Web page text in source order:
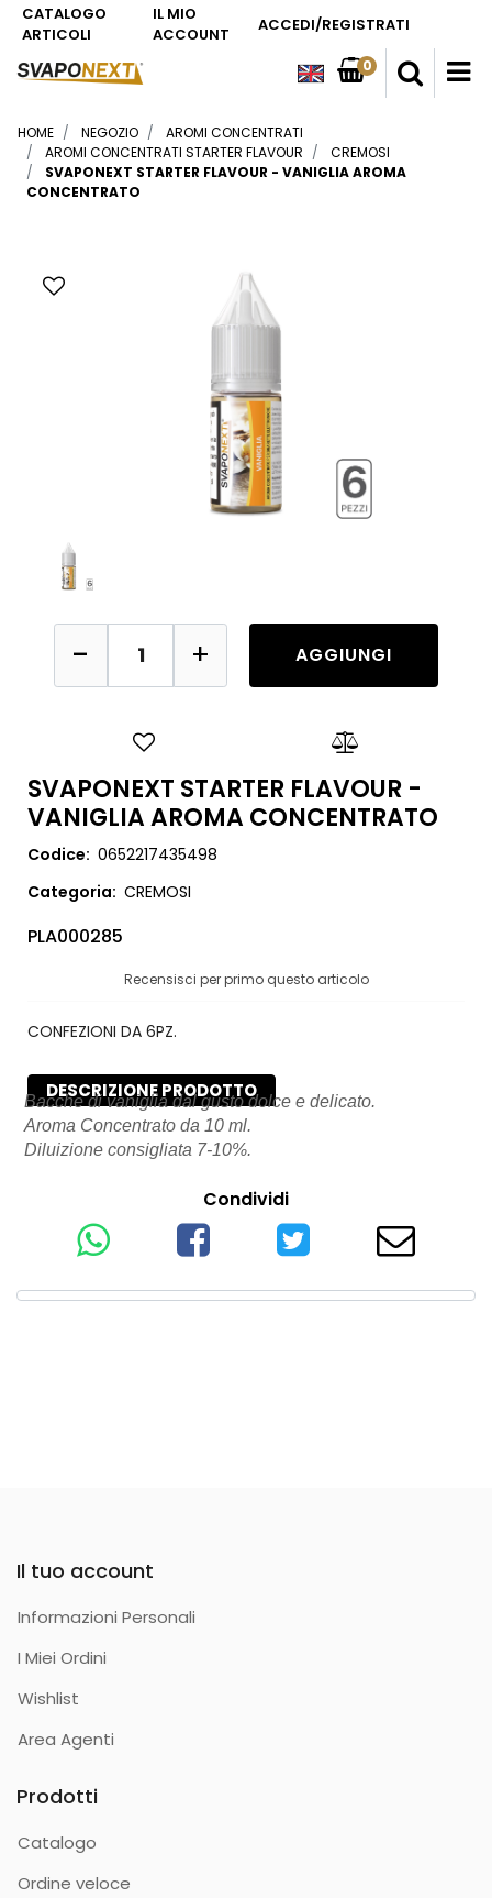
CATALOGO
ARTICOLI
IL MIO
ACCOUNT
ACCEDI/REGISTRATI
0
HOME NEGOZIO
AROMI CONCENTRATI
AROMI CONCENTRATI STARTER FLAVOUR
CREMOSI
SVAPONEXT STARTER FLAVOUR - VANIGLIA AROMA
CONCENTRATO
Quantità
AGGIUNGI
SVAPONEXT STARTER FLAVOUR -
VANIGLIA AROMA CONCENTRATO
Codice: 0652217435498
Categoria: CREMOSI
PLA000285
Recensisci per primo questo articolo
CONFEZIONI DA 6PZ.
DESCRIZIONE PRODOTTO
Bacche di vaniglia dal gusto dolce e delicato.
Aroma Concentrato da 10 ml.
Diluizione consigliata 7-10%.
Condividi
Il tuo account
Informazioni Personali
I Miei Ordini
Wishlist
Area Agenti
Prodotti
Catalogo
Ordine veloce